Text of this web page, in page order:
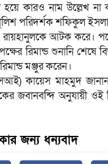
কারও নাম উল্লেখ না
পরিদর্শক শফিকুল
আটক করে।
রিমান্ড শুনানি শেষে
মঞ্জুর করেন।
কায়েস মাহমুদ
জবানবন্দি অনুযায়ী
জন্য ধন্যবাদ